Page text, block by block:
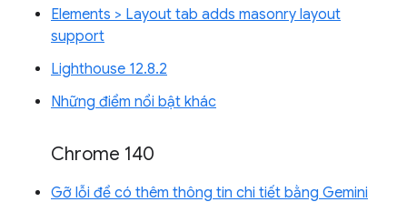
Elements > Layout tab adds masonry layout
support
Lighthouse 12.8.2
Những điểm nổi bật khác
Chrome 140
Gỡ lỗi để có thêm thông tin chi tiết bằng Gemini